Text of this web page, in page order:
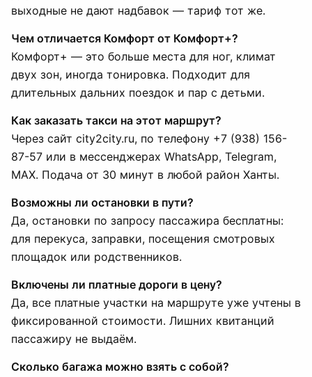
выходные не дают надбавок — тариф тот же.
Чем отличается Комфорт от Комфорт+?
Комфорт+ — это больше места для ног, климат
двух зон, иногда тонировка. Подходит для
длительных дальних поездок и пар с детьми.
Как заказать такси на этот маршрут?
Через сайт city2city.ru, по телефону +7 (938) 156-
87-57 или в мессенджерах WhatsApp, Telegram,
MAX. Подача от 30 минут в любой район Ханты.
Возможны ли остановки в пути?
Да, остановки по запросу пассажира бесплатны:
для перекуса, заправки, посещения смотровых
площадок или родственников.
Включены ли платные дороги в цену?
Да, все платные участки на маршруте уже учтены в
фиксированной стоимости. Лишних квитанций
пассажиру не выдаём.
Сколько багажа можно взять с собой?